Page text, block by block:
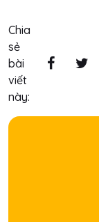
Chia
sẻ
bài
viết
này: